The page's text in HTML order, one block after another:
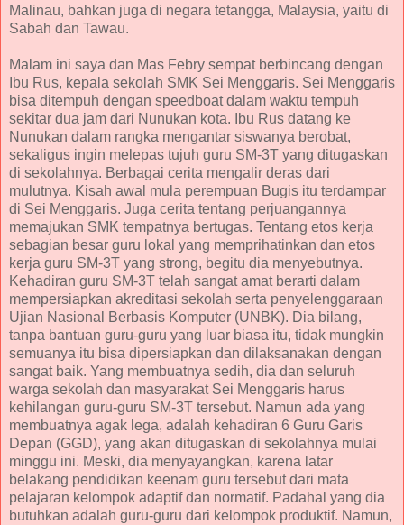
Malinau, bahkan juga di negara tetangga, Malaysia, yaitu di
Sabah dan Tawau.
Malam ini saya dan Mas Febry sempat berbincang dengan
Ibu Rus, kepala sekolah SMK Sei Menggaris. Sei Menggaris
bisa ditempuh dengan speedboat dalam waktu tempuh
sekitar dua jam dari Nunukan kota. Ibu Rus datang ke
Nunukan dalam rangka mengantar siswanya berobat,
sekaligus ingin melepas tujuh guru SM-3T yang ditugaskan
di sekolahnya. Berbagai cerita mengalir deras dari
mulutnya. Kisah awal mula perempuan Bugis itu terdampar
di Sei Menggaris. Juga cerita tentang perjuangannya
memajukan SMK tempatnya bertugas. Tentang etos kerja
sebagian besar guru lokal yang memprihatinkan dan etos
kerja guru SM-3T yang strong, begitu dia menyebutnya.
Kehadiran guru SM-3T telah sangat amat berarti dalam
mempersiapkan akreditasi sekolah serta penyelenggaraan
Ujian Nasional Berbasis Komputer (UNBK). Dia bilang,
tanpa bantuan guru-guru yang luar biasa itu, tidak mungkin
semuanya itu bisa dipersiapkan dan dilaksanakan dengan
sangat baik. Yang membuatnya sedih, dia dan seluruh
warga sekolah dan masyarakat Sei Menggaris harus
kehilangan guru-guru SM-3T tersebut. Namun ada yang
membuatnya agak lega, adalah kehadiran 6 Guru Garis
Depan (GGD), yang akan ditugaskan di sekolahnya mulai
minggu ini. Meski, dia menyayangkan, karena latar
belakang pendidikan keenam guru tersebut dari mata
pelajaran kelompok adaptif dan normatif. Padahal yang dia
butuhkan adalah guru-guru dari kelompok produktif. Namun,